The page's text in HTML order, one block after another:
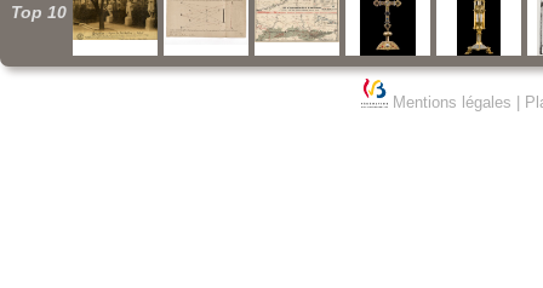
Top 10
Mentions légales